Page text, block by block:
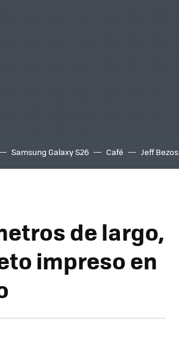
Samsung Galaxy S26 Café Jeff Bezos
de largo,
impreso en